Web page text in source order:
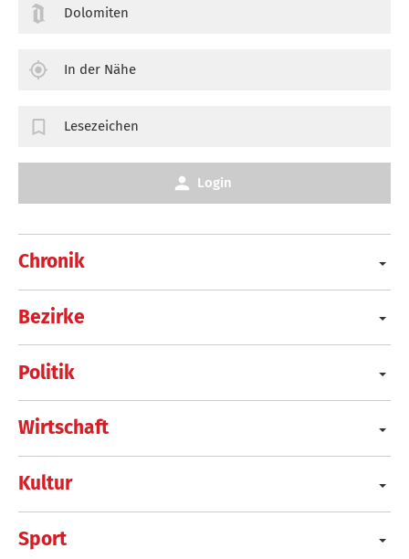
Chronik
Bezirke
Politik
Wirtschaft
Kultur
Sport
Dolomiten
In der Nähe
Lesezeichen
Login